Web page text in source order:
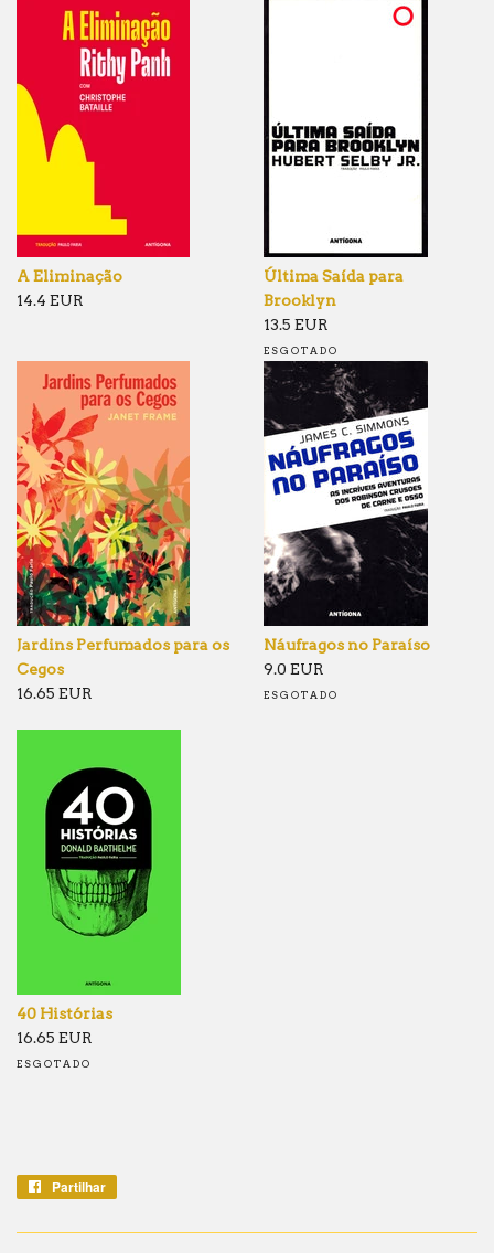
A Eliminação
14.4 EUR
Última Saída para
Brooklyn
13.5 EUR
ESGOTADO
Jardins Perfumados para os
Cegos
16.65 EUR
Náufragos no Paraíso
9.0 EUR
ESGOTADO
40 Histórias
16.65 EUR
ESGOTADO
Partilhar
Facebook